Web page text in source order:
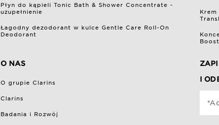
Płyn do kąpieli Tonic Bath & Shower Concentrate -
uzupełnienie
Łagodny dezodorant w kulce Gentle Care Roll-On
Deodorant
O NAS
O grupie Clarins
Clarins
Badania i Rozwój
I